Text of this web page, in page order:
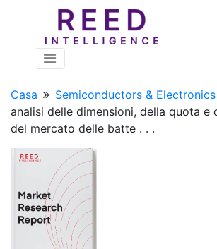
Casa Semiconductors & Electronics
analisi delle dimensioni, della quota e
del mercato delle batte . . .